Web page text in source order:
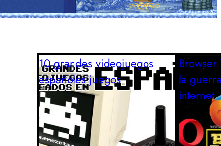
10 grandes videojuegos
españoles juegos
la
internet